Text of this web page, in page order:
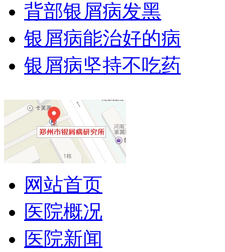
背部银屑病发黑
银屑病能治好的病
银屑病坚持不吃药
网站首页
医院概况
医院新闻